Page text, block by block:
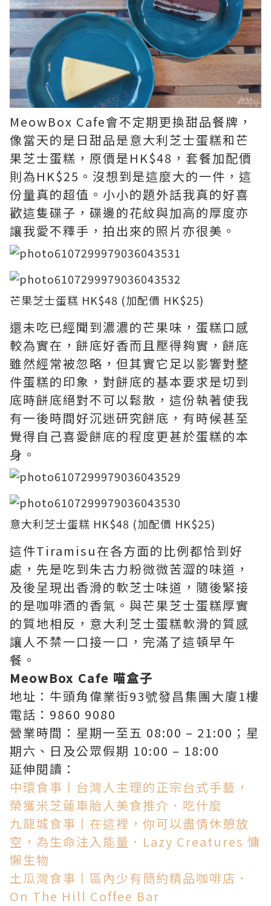
MeowBox Cafe會不定期更換甜品餐牌，
像當天的是日甜品是意大利芝士蛋糕和芒
果芝士蛋糕，原價是HK$48，套餐加配價
則為HK$25。沒想到是這麼大的一件，這
份量真的超值。小小的題外話我真的好喜
歡這隻碟子，碟邊的花紋與加高的厚度亦
讓我愛不釋手，拍出來的照片亦很美。
芒果芝士蛋糕 HK$48 (加配價 HK$25)
還未吃已經聞到濃濃的芒果味，蛋糕口感
較為實在，餅底好香而且壓得夠實，餅底
雖然經常被忽略，但其實它足以影響對整
件蛋糕的印象，對餅底的基本要求是切到
底時餅底絕對不可以鬆散，這份執著使我
有一後時間好沉迷研究餅底，有時候甚至
覺得自己喜愛餅底的程度更甚於蛋糕的本
身。
意大利芝士蛋糕 HK$48 (加配價 HK$25)
這件Tiramisu在各方面的比例都恰到好
處，先是吃到朱古力粉微微苦澀的味道，
及後呈現出香滑的軟芝士味道，隨後緊接
的是咖啡酒的香氣。與芒果芝士蛋糕厚實
的質地相反，意大利芝士蛋糕軟滑的質感
讓人不禁一口接一口，完滿了這頓早午
餐。
MeowBox Cafe 喵盒子
地址：牛頭角偉業街93號發昌集團大廈1樓
電話：9860 9080
營業時間：星期一至五 08:00 – 21:00；星
期六、日及公眾假期 10:00 – 18:00
延伸閱讀：
中環食事丨台灣人主理的正宗台式手藝，
榮獲米芝蓮車胎人美食推介．吃什麼
九龍城食事丨在這裡，你可以盡情休憩放
空，為生命注入能量．Lazy Creatures 慵
懶生物
土瓜灣食事丨區內少有簡約精品咖啡店．
On The Hill Coffee Bar